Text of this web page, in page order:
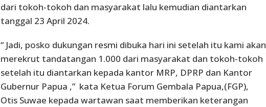
dari tokoh-tokoh dan masyarakat lalu kemudian diantarkan
tanggal 23 April 2024.
“ Jadi, posko dukungan resmi dibuka hari ini setelah itu kami akan
merekrut tandatangan 1.000 dari masyarakat dan tokoh-tokoh
setelah itu diantarkan kepada kantor MRP, DPRP dan Kantor
Gubernur Papua ,” kata Ketua Forum Gembala Papua,(FGP),
Otis Suwae kepada wartawan saat memberikan keterangan